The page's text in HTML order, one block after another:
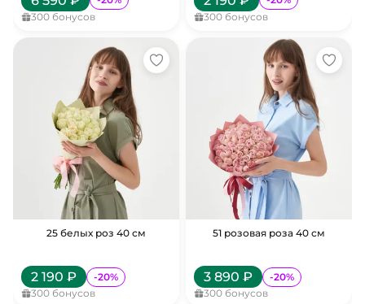
300 бонусов
300 бонусов
25 белых роз 40 см
2 190 ₽ -20%
300 бонусов
51 розовая роза 40 см
3 890 ₽ -20%
300 бонусов